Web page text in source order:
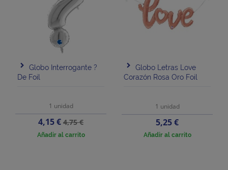
Globo Interrogante ?
De Foil
1 unidad
Precio
4,15 €Precio
base
4,75 €
Añadir al carrito
Globo Letras Love
Corazón Rosa Oro Foil
1 unidad
Precio
5,25 €
Añadir al carrito